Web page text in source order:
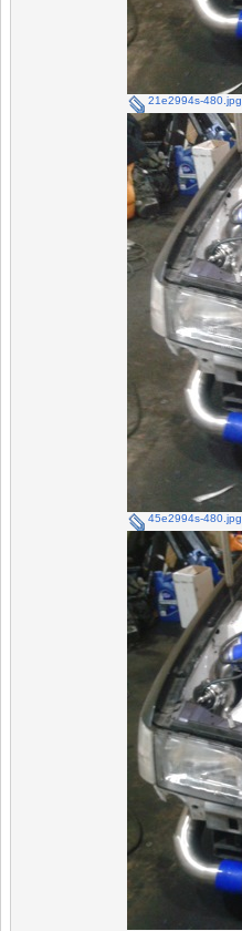
21e2994s-480.jpg
45e2994s-480.jpg